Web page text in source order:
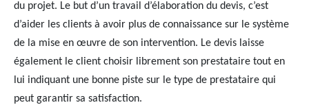
du projet. Le but d’un travail d’élaboration du devis, c’est
d’aider les clients à avoir plus de connaissance sur le système
de la mise en œuvre de son intervention. Le devis laisse
également le client choisir librement son prestataire tout en
lui indiquant une bonne piste sur le type de prestataire qui
peut garantir sa satisfaction.